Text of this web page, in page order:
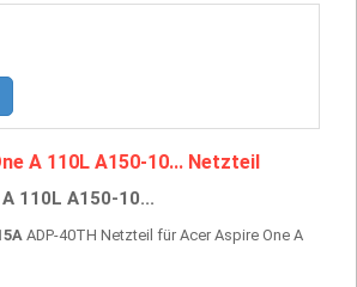
110L A150-10...
ADP-40TH Netzteil für Acer Aspire One A